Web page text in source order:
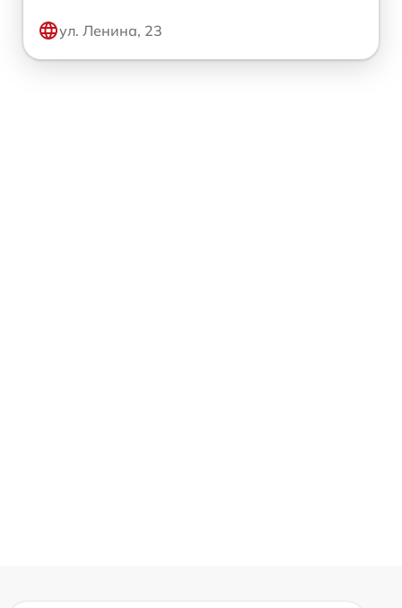
ул. Ленина, 23